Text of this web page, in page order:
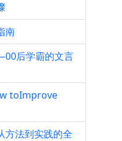
南
后学霸的文言
toImprove
方法到实践的全